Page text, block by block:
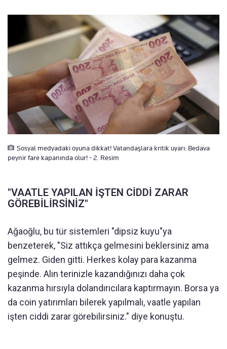
Sosyal medyadaki oyuna dikkat! Vatandaşlara kritik uyarı: Bedava
peynir fare kapanında olur! - 2. Resim
"VAATLE YAPILAN İŞTEN CİDDİ ZARAR
GÖREBİLİRSİNİZ"
Ağaoğlu, bu tür sistemleri "dipsiz kuyu"ya
benzeterek, "Siz attıkça gelmesini beklersiniz ama
gelmez. Giden gitti. Herkes kolay para kazanma
peşinde. Alın terinizle kazandığınızı daha çok
kazanma hırsıyla dolandırıcılara kaptırmayın. Borsa ya
da coin yatırımları bilerek yapılmalı, vaatle yapılan
işten ciddi zarar görebilirsiniz." diye konuştu.